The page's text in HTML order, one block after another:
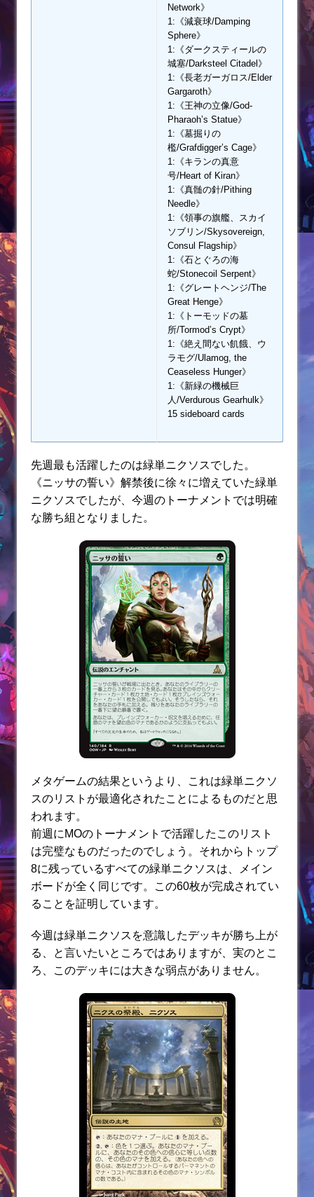
Network》
1:《減衰球/Damping
Sphere》
1:《ダークスティールの
城塞/Darksteel Citadel》
1:《長老ガーガロス/Elder
Gargaroth》
1:《王神の立像/God-
Pharaoh’s Statue》
1:《墓掘りの
檻/Grafdigger’s Cage》
1:《キランの真意
号/Heart of Kiran》
1:《真髄の針/Pithing
Needle》
1:《領事の旗艦、スカイ
ソブリン/Skysovereign,
Consul Flagship》
1:《石とぐろの海
蛇/Stonecoil Serpent》
1:《グレートヘンジ/The
Great Henge》
1:《トーモッドの墓
所/Tormod’s Crypt》
1:《絶え間ない飢餓、ウ
ラモグ/Ulamog, the
Ceaseless Hunger》
1:《新緑の機械巨
人/Verdurous Gearhulk》
15 sideboard cards
先週最も活躍したのは緑単ニクソスでした。
《ニッサの誓い》解禁後に徐々に増えていた緑単
ニクソスでしたが、今週のトーナメントでは明確
な勝ち組となりました。
メタゲームの結果というより、これは緑単ニクソ
スのリストが最適化されたことによるものだと思
われます。
前週にMOのトーナメントで活躍したこのリスト
は完璧なものだったのでしょう。それからトップ
8に残っているすべての緑単ニクソスは、メイン
ボードが全く同じです。この60枚が完成されてい
ることを証明しています。
今週は緑単ニクソスを意識したデッキが勝ち上が
る、と言いたいところではありますが、実のとこ
ろ、このデッキには大きな弱点がありません。